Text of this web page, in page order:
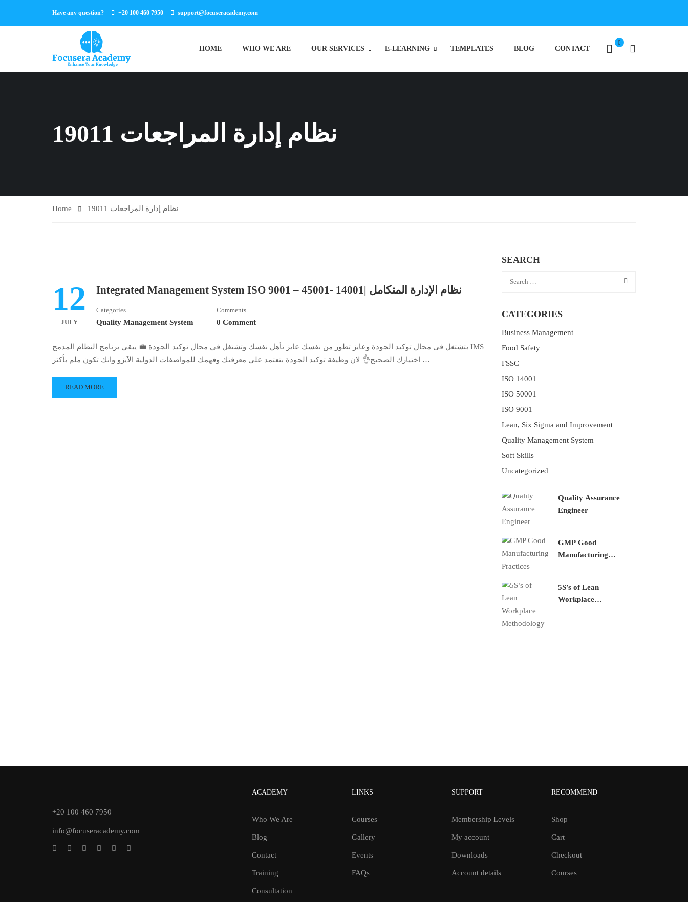
Have any question? +20 100 460 7950 support@focuseracademy.com
HOME WHO WE ARE OUR SERVICES E-LEARNING TEMPLATES BLOG CONTACT
0
نظام إدارة المراجعات 19011
Home نظام إدارة المراجعات 19011
12
JULY
Integrated Management System ISO 9001 – 45001- 14001| نظام الإدارة المتكامل
Categories
Quality Management System
Comments
0 Comment
بتشتغل فى مجال توكيد الجودة وعايز تطور من نفسك عايز تأهل نفسك وتشتغل في مجال توكيد الجودة 💼 يبقي برنامج النظام المدمج IMS
اختيارك الصحيح👌 لان وظيفة توكيد الجودة بتعتمد علي معرفتك وفهمك للمواصفات الدولية الآيزو وانك تكون ملم بأكثر …
READ MORE
SEARCH
CATEGORIES
Business Management
Food Safety
FSSC
ISO 14001
ISO 50001
ISO 9001
Lean, Six Sigma and Improvement
Quality Management System
Soft Skills
Uncategorized
Quality Assurance
Engineer
GMP Good
Manufacturing
5S’s of Lean
Workplace
+20 100 460 7950
info@focuseracademy.com
ACADEMY
Who We Are
Blog
Contact
Training
Consultation
LINKS
Courses
Gallery
Events
FAQs
SUPPORT
Membership Levels
My account
Downloads
Account details
RECOMMEND
Shop
Cart
Checkout
Courses